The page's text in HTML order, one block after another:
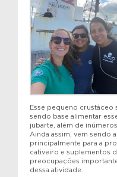
Esse pequeno crustáceo
sendo base alimentar
jubarte, além de
Ainda assim, vem sendo
principalmente para a
cativeiro e suplementos
preocupações
dessa atividade.